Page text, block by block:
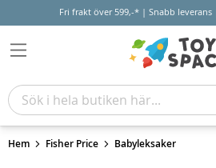
Fri frakt över 599,-* | Snabb
Hem Fisher Price Babyleksaker